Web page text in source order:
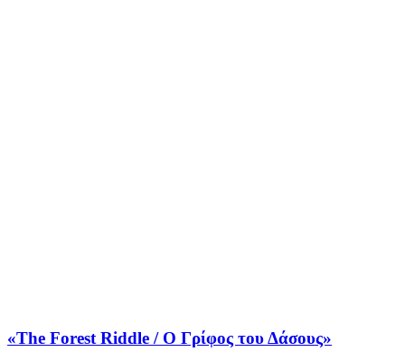
«The Forest Riddle / Ο Γρίφος του Δάσους»